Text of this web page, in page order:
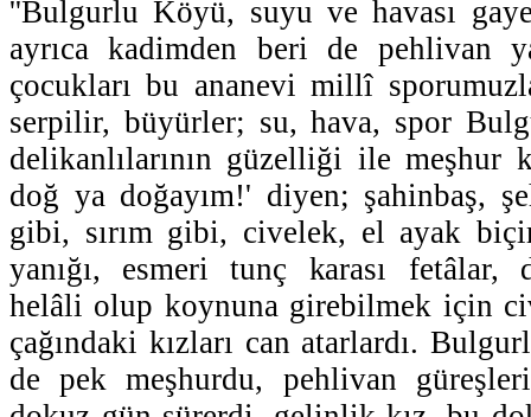
''Bulgurlu Köyü, suyu ve havası
ayrıca kadimden beri de pehlivan
çocukları bu ananevi millî
serpilir, büyürler; su, hava, spor
delikanlılarının güzelliği ile meşhur
doğ ya doğayım!' diyen; şahinbaş,
gibi, sırım gibi, civelek, el ayak
yanığı, esmeri tunç karası fetâlar,
helâli olup koynuna girebilmek için
çağındaki kızları can atarlardı.
de pek meşhurdu, pehlivan